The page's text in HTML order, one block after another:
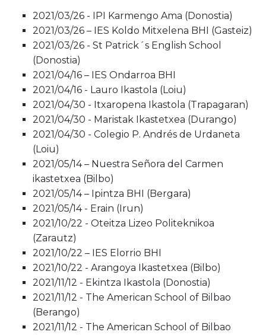
2021/03/26 - IPI Karmengo Ama (Donostia)
2021/03/26 – IES Koldo Mitxelena BHI (Gasteiz)
2021/03/26 - St Patrick´s English School
(Donostia)
2021/04/16 – IES Ondarroa BHI
2021/04/16 - Lauro Ikastola (Loiu)
2021/04/30 - Itxaropena Ikastola (Trapagaran)
2021/04/30 - Maristak Ikastetxea (Durango)
2021/04/30 - Colegio P. Andrés de Urdaneta
(Loiu)
2021/05/14 – Nuestra Señora del Carmen
ikastetxea (Bilbo)
2021/05/14 – Ipintza BHI (Bergara)
2021/05/14 - Erain (Irun)
2021/10/22 - Oteitza Lizeo Politeknikoa
(Zarautz)
2021/10/22 – IES Elorrio BHI
2021/10/22 - Arangoya Ikastetxea (Bilbo)
2021/11/12 - Ekintza Ikastola (Donostia)
2021/11/12 - The American School of Bilbao
(Berango)
2021/11/12 - The American School of Bilbao